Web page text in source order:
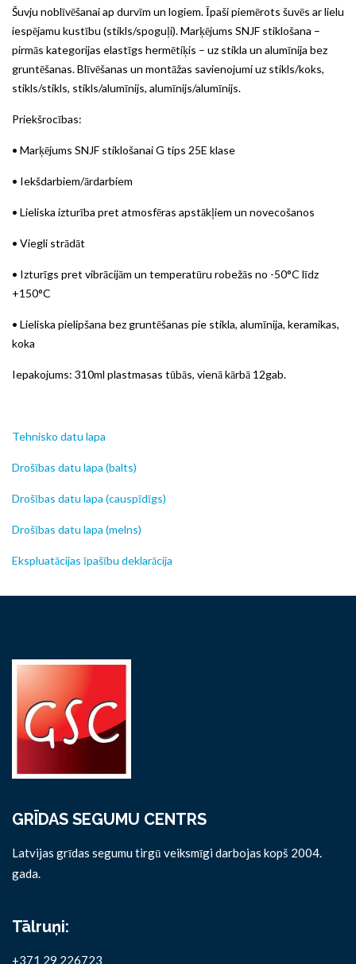
Šuvju noblīvēšanai ap durvīm un logiem. Īpaši piemērots šuvēs ar lielu
iespējamu kustību (stikls/spoguļi). Marķējums SNJF stiklošana –
pirmās kategorijas elastīgs hermētiķis – uz stikla un alumīnija bez
gruntēšanas. Blīvēšanas un montāžas savienojumi uz stikls/koks,
stikls/stikls, stikls/alumīnijs, alumīnijs/alumīnijs.
Priekšrocības:
• Marķējums SNJF stiklošanai G tips 25E klase
• Iekšdarbiem/ārdarbiem
• Lieliska izturība pret atmosfēras apstākļiem un novecošanos
• Viegli strādāt
• Izturīgs pret vibrācijām un temperatūru robežās no -50°C līdz
+150°C
• Lieliska pielipšana bez gruntēšanas pie stikla, alumīnija, keramikas,
koka
Iepakojums: 310ml plastmasas tūbās, vienā kārbā 12gab.
Tehnisko datu lapa
Drošības datu lapa (balts)
Drošības datu lapa (causpīdīgs)
Drošības datu lapa (melns)
Ekspluatācijas īpašību deklarācija
GRĪDAS SEGUMU CENTRS
Latvijas grīdas segumu tirgū veiksmīgi darbojas kopš 2004.
gada.
Tālruņi:
+371 29 226723